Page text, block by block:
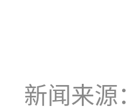
新闻来源：